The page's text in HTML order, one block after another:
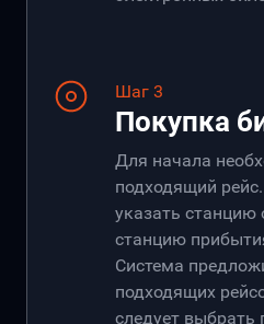
Шаг 3
Покупка
Для начала
подходящий
указать станцию
станцию
Система
подходящих
следует выбрать